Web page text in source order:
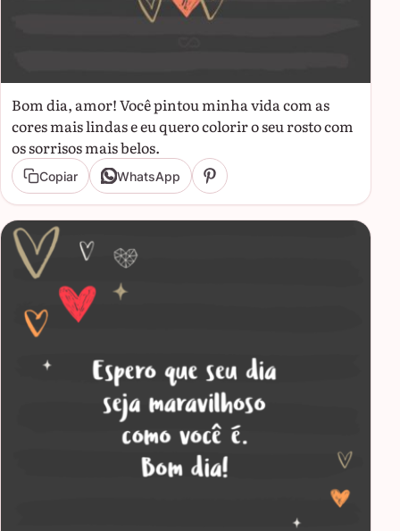
Bom dia, amor! Você pintou minha vida com as
cores mais lindas e eu quero colorir o seu rosto com
os sorrisos mais belos.
Copiar WhatsApp